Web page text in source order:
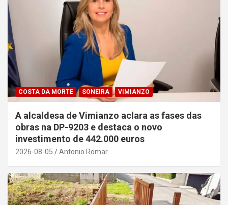
COSTA DA MORTE SONEIRA VIMIANZO
A alcaldesa de Vimianzo aclara as fases das
obras na DP-9203 e destaca o novo
investimento de 442.000 euros
2026-08-05 Antonio Romar